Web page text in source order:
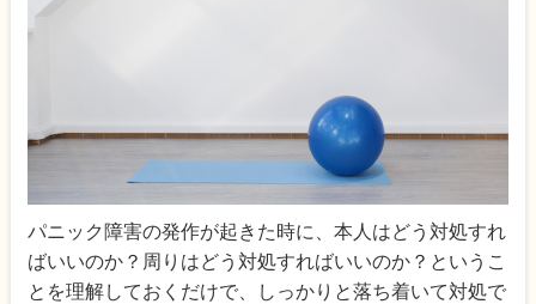
パニック障害の発作が起きた時に、本人はどう対処すれ
ばいいのか？周りはどう対処すればいいのか？というこ
とを理解しておくだけで、しっかりと落ち着いて対処で